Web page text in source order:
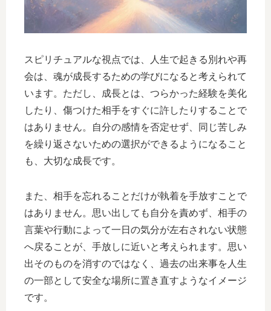
スピリチュアルな視点では、人生で起きる別れや再
会は、魂が成長するための学びになると考えられて
います。ただし、成長とは、つらかった経験を美化
したり、傷つけた相手をすぐに許したりすることで
はありません。自分の感情を否定せず、同じ苦しみ
を繰り返さないための選択ができるようになること
も、大切な成長です。
また、相手を忘れることだけが執着を手放すことで
はありません。思い出しても自分を責めず、相手の
言葉や行動によって一日の気分が左右されない状態
へ戻ることが、手放しに近いと考えられます。思い
出そのものを消すのではなく、過去の出来事を人生
の一部として安全な場所に置き直すようなイメージ
です。